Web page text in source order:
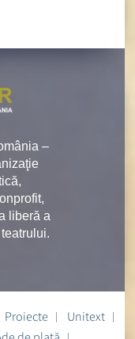
–
liberă a
Proiecte
Unitext